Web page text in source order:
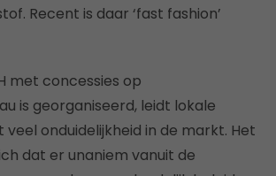
Recent is daar ‘fast fashion’
met concessies op
is georganiseerd, leidt lokale
onduidelijkheid in de markt. Het
dat er unaniem vanuit de